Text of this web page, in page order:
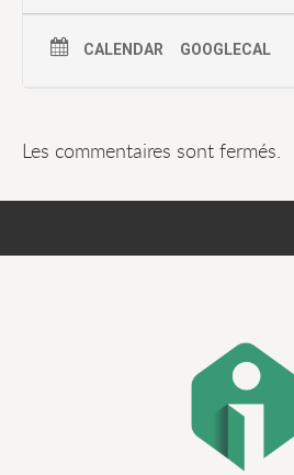
CALENDAR GOOGLECAL
Les commentaires sont fermés.